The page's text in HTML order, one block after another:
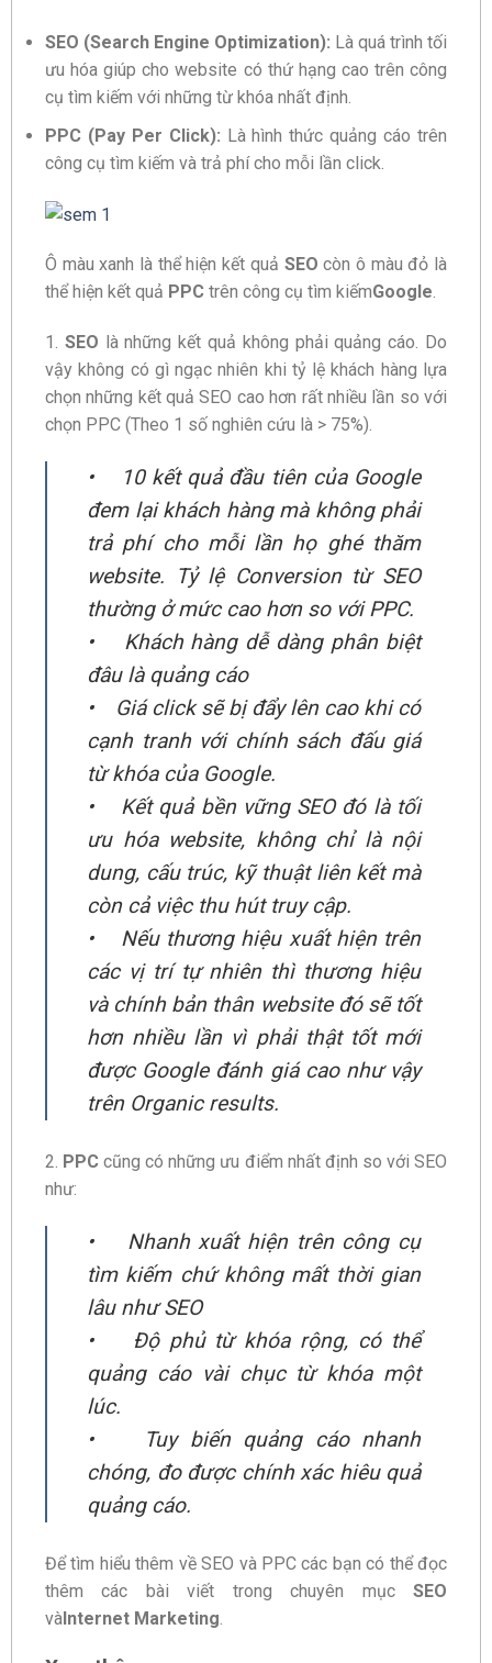
SEO (Search Engine Optimization): Là quá trình tối
ưu hóa giúp cho website có thứ hạng cao trên công
cụ tìm kiếm với những từ khóa nhất định.
PPC (Pay Per Click): Là hình thức quảng cáo trên
công cụ tìm kiếm và trả phí cho mỗi lần click.
Ô màu xanh là thể hiện kết quả SEO còn ô màu đỏ là
thể hiện kết quả PPC trên công cụ tìm kiếmGoogle.
1. SEO là những kết quả không phải quảng cáo. Do
vậy không có gì ngạc nhiên khi tỷ lệ khách hàng lựa
chọn những kết quả SEO cao hơn rất nhiều lần so với
chọn PPC (Theo 1 số nghiên cứu là > 75%).
• 10 kết quả đầu tiên của Google
đem lại khách hàng mà không phải
trả phí cho mỗi lần họ ghé thăm
website. Tỷ lệ Conversion từ SEO
thường ở mức cao hơn so với PPC.
• Khách hàng dễ dàng phân biệt
đâu là quảng cáo
• Giá click sẽ bị đẩy lên cao khi có
cạnh tranh với chính sách đấu giá
từ khóa của Google.
• Kết quả bền vững SEO đó là tối
ưu hóa website, không chỉ là nội
dung, cấu trúc, kỹ thuật liên kết mà
còn cả việc thu hút truy cập.
• Nếu thương hiệu xuất hiện trên
các vị trí tự nhiên thì thương hiệu
và chính bản thân website đó sẽ tốt
hơn nhiều lần vì phải thật tốt mới
được Google đánh giá cao như vậy
trên Organic results.
2. PPC cũng có những ưu điểm nhất định so với SEO
như:
• Nhanh xuất hiện trên công cụ
tìm kiếm chứ không mất thời gian
lâu như SEO
• Độ phủ từ khóa rộng, có thể
quảng cáo vài chục từ khóa một
lúc.
• Tuy biến quảng cáo nhanh
chóng, đo được chính xác hiêu quả
quảng cáo.
Để tìm hiểu thêm về SEO và PPC các bạn có thể đọc
thêm các bài viết trong chuyên mục SEO
vàInternet Marketing